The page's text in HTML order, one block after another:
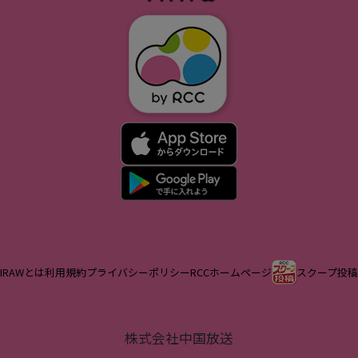
IRAWとは利用規約プライバシーポリシーRCCホームページ スクープ投稿
株式会社中国放送